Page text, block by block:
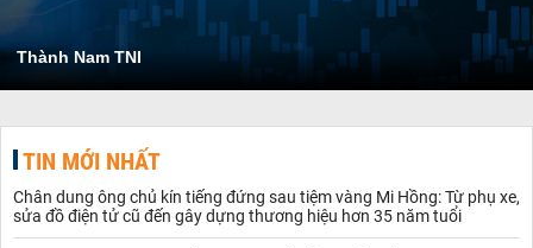
Thành Nam TNI
TIN MỚI NHẤT
Chân dung ông chủ kín tiếng đứng sau tiệm vàng Mi Hồng: Từ phụ xe,
sửa đồ điện tử cũ đến gây dựng thương hiệu hơn 35 năm tuổi